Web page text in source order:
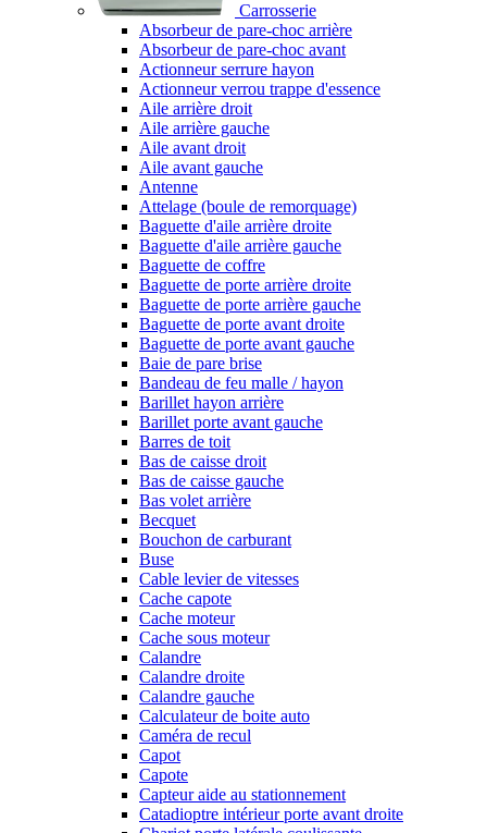
Carrosserie
Absorbeur de pare-choc arrière
Absorbeur de pare-choc avant
Actionneur serrure hayon
Actionneur verrou trappe d'essence
Aile arrière droit
Aile arrière gauche
Aile avant droit
Aile avant gauche
Antenne
Attelage (boule de remorquage)
Baguette d'aile arrière droite
Baguette d'aile arrière gauche
Baguette de coffre
Baguette de porte arrière droite
Baguette de porte arrière gauche
Baguette de porte avant droite
Baguette de porte avant gauche
Baie de pare brise
Bandeau de feu malle / hayon
Barillet hayon arrière
Barillet porte avant gauche
Barres de toit
Bas de caisse droit
Bas de caisse gauche
Bas volet arrière
Becquet
Bouchon de carburant
Buse
Cable levier de vitesses
Cache capote
Cache moteur
Cache sous moteur
Calandre
Calandre droite
Calandre gauche
Calculateur de boite auto
Caméra de recul
Capot
Capote
Capteur aide au stationnement
Catadioptre intérieur porte avant droite